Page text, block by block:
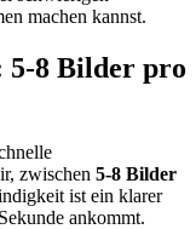
machen kannst.
5-8 Bilder pro
zwischen 5-8 Bilder
ist ein klarer
ankommt.